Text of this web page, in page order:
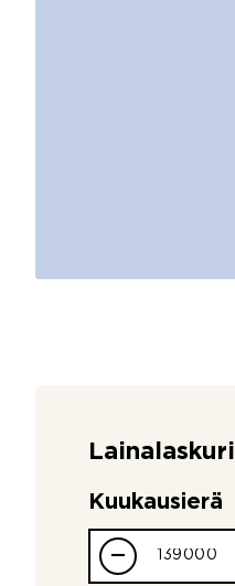
Lainalaskuri
Kuukausierä
–